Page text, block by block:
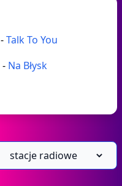
-Talk To You
- Na Błysk